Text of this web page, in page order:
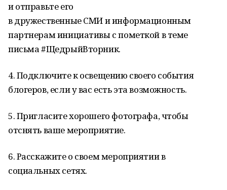
и отправьте его
в дружественные СМИ и информационным
партнерам инициативы с пометкой в теме
письма #ЩедрыйВторник.
4. Подключите к освещению своего события
блогеров, если у вас есть эта возможность.
5. Пригласите хорошего фотографа, чтобы
отснять ваше мероприятие.
6. Расскажите о своем мероприятии в
социальных сетях.